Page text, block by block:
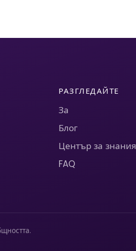
РАЗГЛЕДАЙТЕ
За
Блог
Център за знания
FAQ